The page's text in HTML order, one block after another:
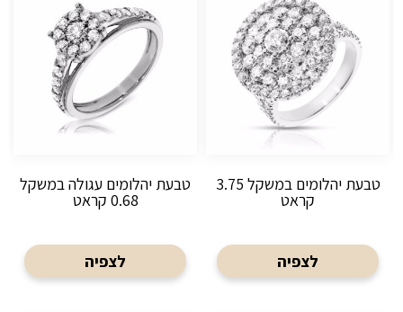
טבעת יהלומים במשקל 3.75
קראט
לצפיה
טבעת יהלומים עגולה במשקל
0.68 קראט
לצפיה